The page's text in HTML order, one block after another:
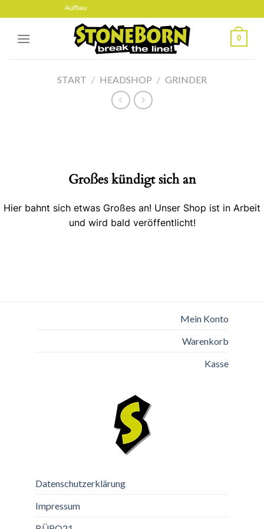
to
content
sich gerade im Aufbau
0
START / HEADSHOP / GRINDER
Großes kündigt sich an
Hier bahnt sich etwas Großes an! Unser Shop ist in Arbeit
und wird bald veröffentlicht!
Mein Konto
Warenkorb
Kasse
Datenschutzerklärung
Impressum